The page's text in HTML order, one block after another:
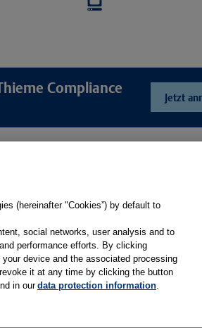
Compliance
Jetzt
Produkt-Hilfe
Support
Whitepaper & Infomaterial
(hereinafter "Cookies”) by default to
social networks, user analysis and to
performance efforts. By clicking
device and the associated processing
it at any time by clicking the button
in ourdata protection information.